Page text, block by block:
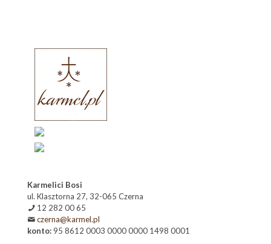
Karmelici Bosi
ul. Klasztorna 27, 32-065 Czerna
12 282 00 65
czerna@karmel.pl
konto: 95 8612 0003 0000 0000 1498 0001